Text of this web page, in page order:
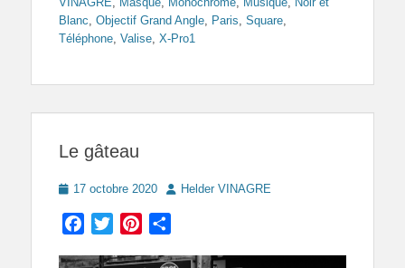
Blanc, Objectif Grand Angle, Paris, Square,
Téléphone, Valise, X-Pro1
Le gâteau
Posted
17 octobre 2020 AuthorHelder VINAGRE
Facebook
TwitterPinterest